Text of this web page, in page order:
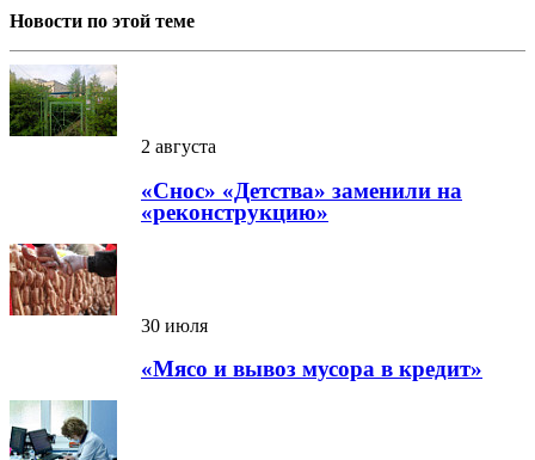
Новости по этой теме
2 августа
«Снос» «Детства» заменили на
«реконструкцию»
30 июля
«Мясо и вывоз мусора в кредит»